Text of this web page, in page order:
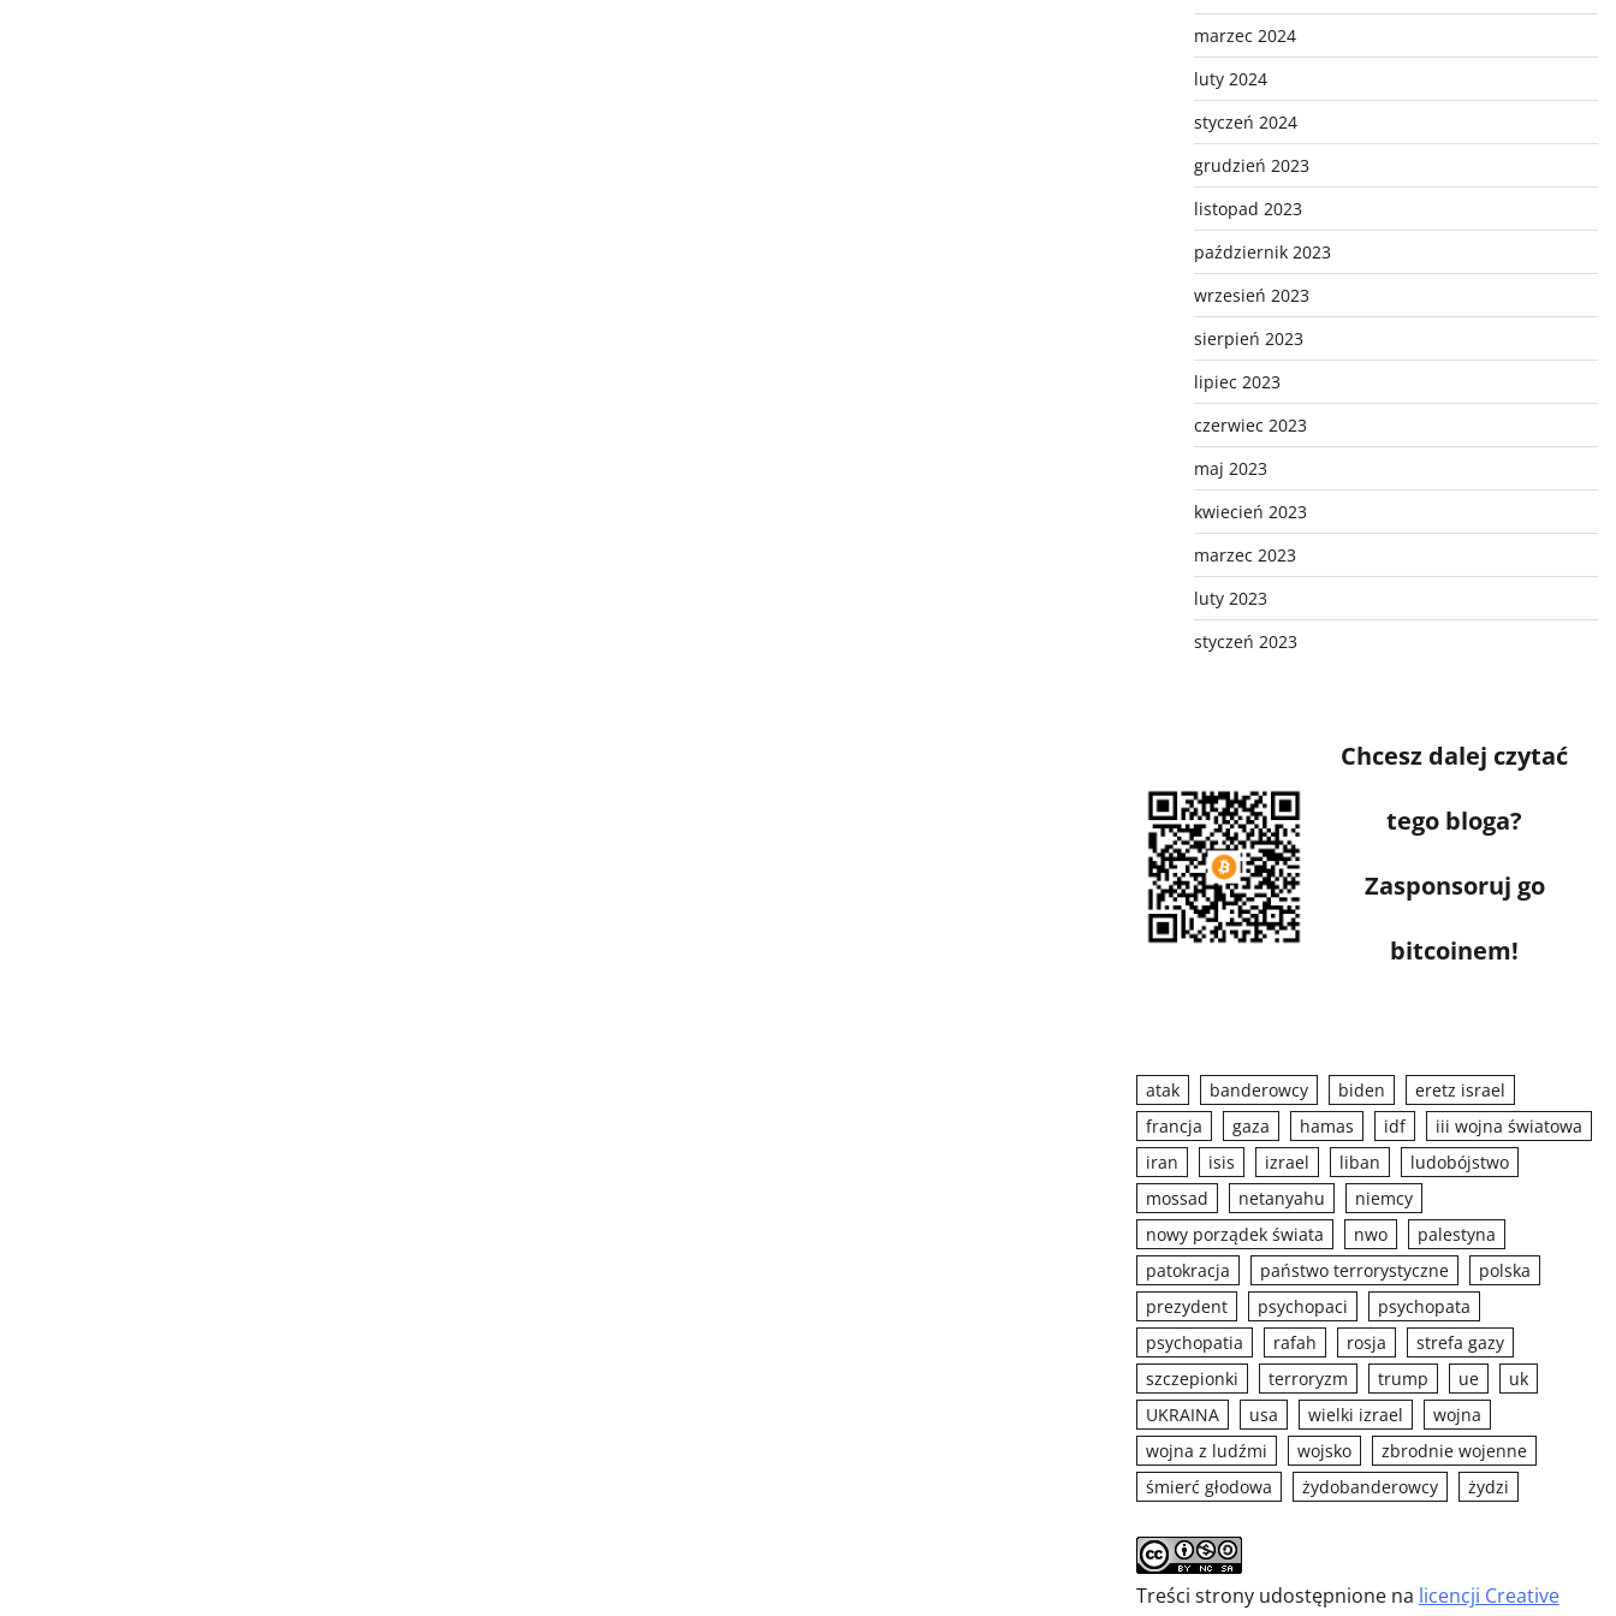
marzec 2024
luty 2024
styczeń 2024
grudzień 2023
listopad 2023
październik 2023
wrzesień 2023
sierpień 2023
lipiec 2023
czerwiec 2023
maj 2023
kwiecień 2023
marzec 2023
luty 2023
styczeń 2023
Chcesz dalej czytać
tego bloga?
Zasponsoruj go
bitcoinem!
atak banderowcy biden
eretz israel
francja
gaza hamas idf
iii wojna światowa
iran
isis izrael liban
ludobójstwo
mossad
netanyahu
niemcy
nowy porządek świata
nwo
palestyna
patokracja
państwo terrorystyczne
polska
prezydent
psychopaci
psychopata
psychopatia
rafah rosja
strefa gazy
szczepionki
terroryzm trump ue
uk
UKRAINA
usa wielki izrael
wojna
wojna z ludźmi
wojsko
zbrodnie wojenne
śmierć głodowa
żydobanderowcy żydzi
Treści strony udostępnione na licencji Creative